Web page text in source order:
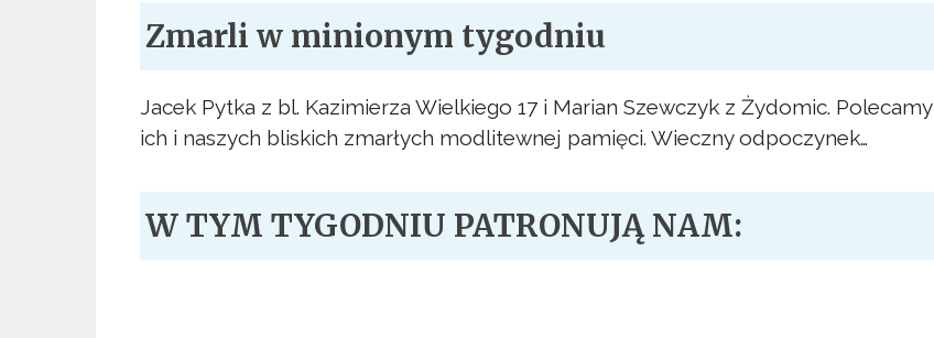
Zmarli w minionym tygodniu
Jacek Pytka z bl. Kazimierza Wielkiego 17 i Marian Szewczyk z Żydomic. Polecamy
ich i naszych bliskich zmarłych modlitewnej pamięci. Wieczny odpoczynek…
W TYM TYGODNIU PATRONUJĄ NAM: